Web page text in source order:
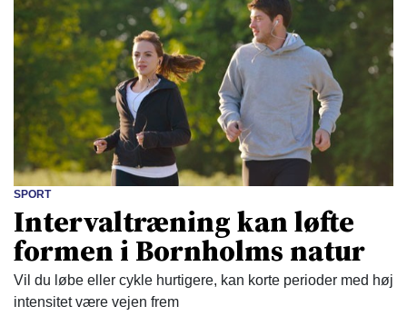
SPORT
Intervaltræning kan løfte
formen i Bornholms natur
Vil du løbe eller cykle hurtigere, kan korte perioder med høj
intensitet være vejen frem